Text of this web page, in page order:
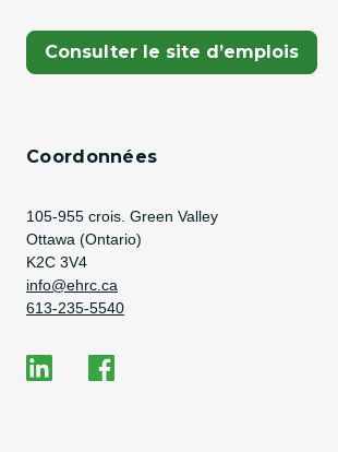
Consulter le site d’emplois
(Opens In A New Tab)
Coordonnées
Address
105-955 crois. Green Valley
Ottawa (Ontario)
K2C 3V4
Adresse courriel
info@ehrc.ca
Numéro de téléphone
613-235-5540